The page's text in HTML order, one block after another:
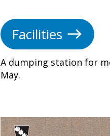
Facilities
A dumping station for
May.